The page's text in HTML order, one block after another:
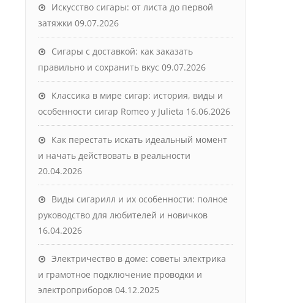
Искусство сигары: от листа до первой
затяжки 09.07.2026
Сигары с доставкой: как заказать
правильно и сохранить вкус 09.07.2026
Классика в мире сигар: история, виды и
особенности сигар Romeo y Julieta 16.06.2026
Как перестать искать идеальный момент
и начать действовать в реальности
20.04.2026
Виды сигарилл и их особенности: полное
руководство для любителей и новичков
16.04.2026
Электричество в доме: советы электрика
и грамотное подключение проводки и
электроприборов 04.12.2025